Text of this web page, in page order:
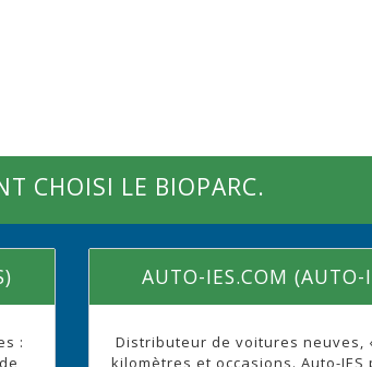
CHOISI LE BIOPARC.
TOP CLEAN INJECTION
tampographie, scellage,
assemblage. Conditionnement de